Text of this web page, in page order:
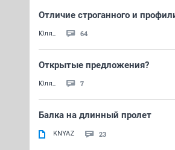
Отличие строганного и
Юля_ 64
Открытые предложения?
Юля_ 7
Балка на длинный пролет
KNYAZ 23